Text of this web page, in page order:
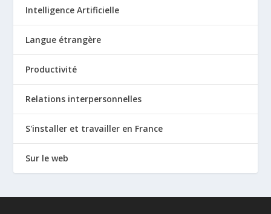
Intelligence Artificielle
Langue étrangère
Productivité
Relations interpersonnelles
S'installer et travailler en France
Sur le web